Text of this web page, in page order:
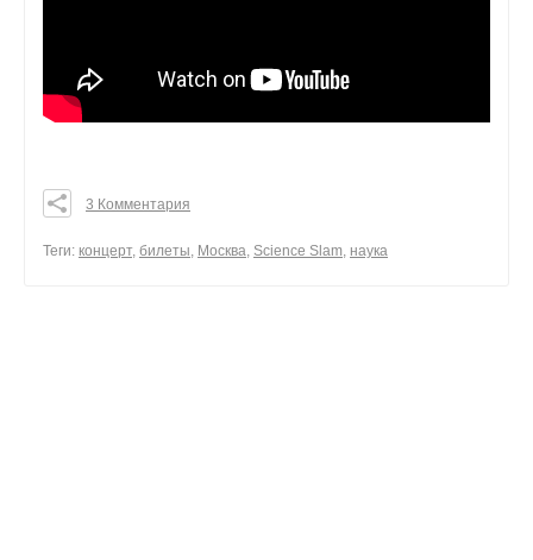
0
3 Комментария
Теги: концерт, билеты, Москва, Science Slam, наука